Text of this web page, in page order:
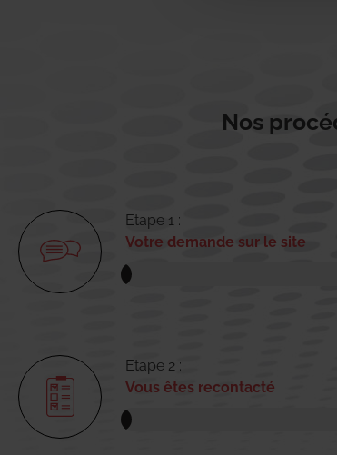
Nos
Etape 1 :
Votre demande sur le site
Etape 2 :
Vous êtes recontacté